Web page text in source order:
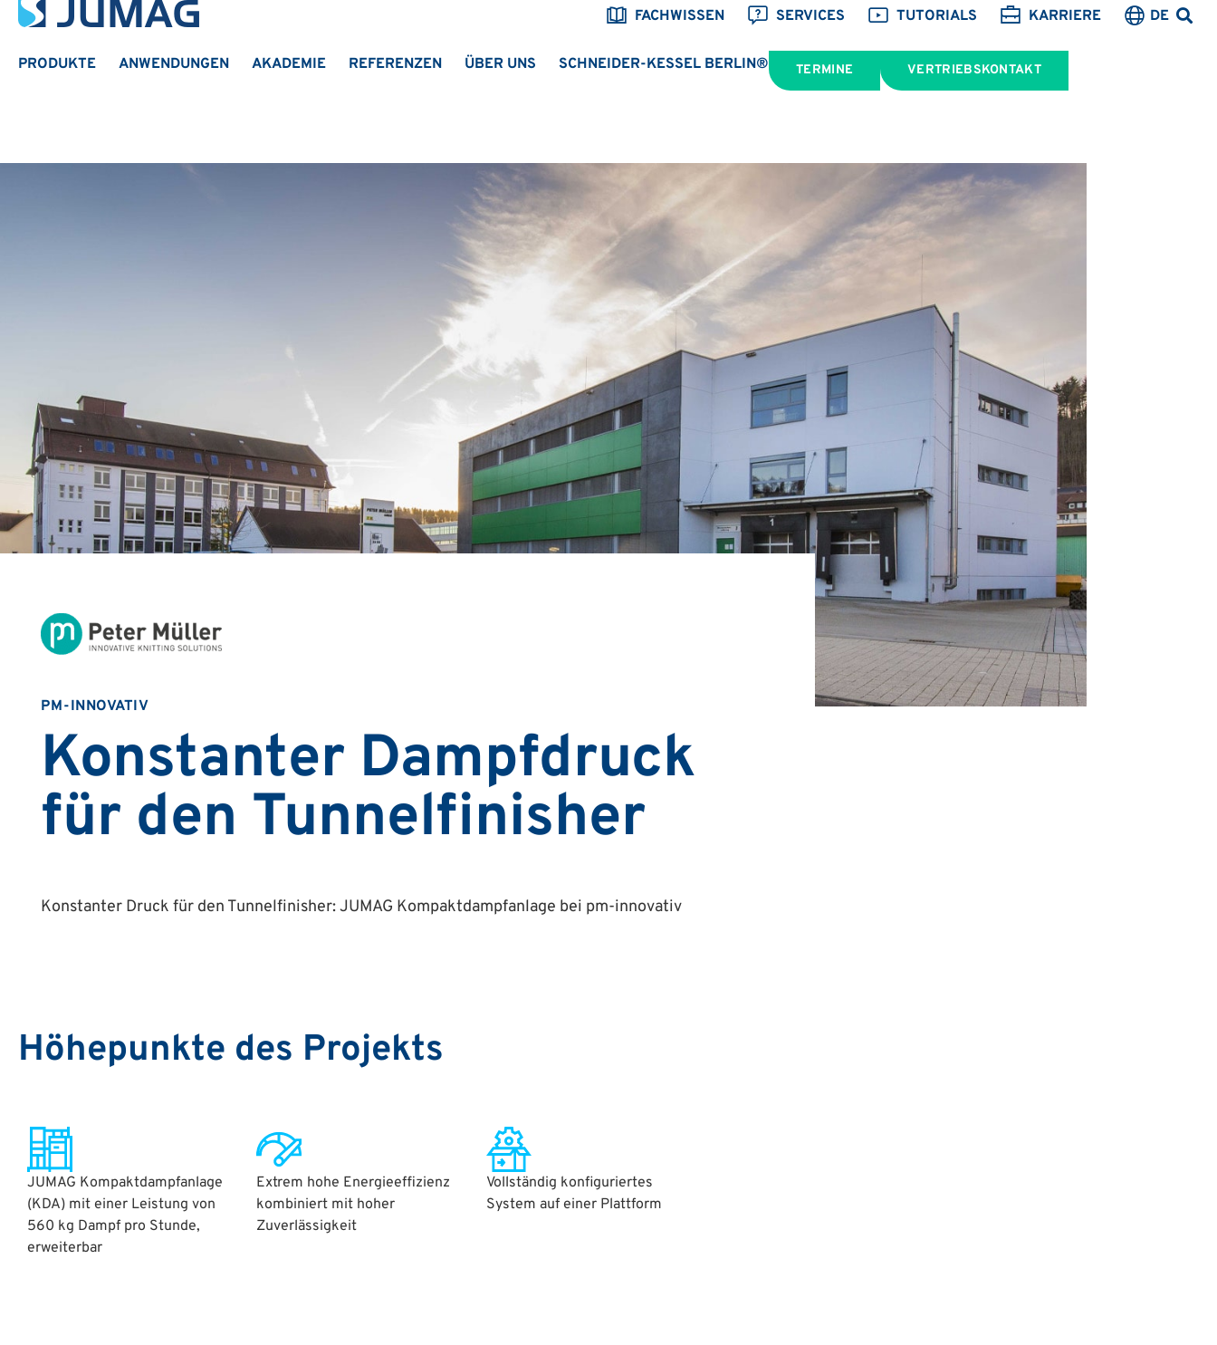
FACHWISSEN SERVICES TUTORIALS KARRIERE DE
PRODUKTE ANWENDUNGEN AKADEMIE REFERENZEN ÜBER UNS SCHNEIDER-KESSEL BERLIN® TERMINE VERTRIEBSKONTAKT
PM-INNOVATIV
Konstanter Dampfdruck
für den Tunnelfinisher
Konstanter Druck für den Tunnelfinisher: JUMAG Kompaktdampfanlage bei pm-innovativ
Höhepunkte des Projekts
JUMAG Kompaktdampfanlage
(KDA) mit einer Leistung von
560 kg Dampf pro Stunde,
erweiterbar
Extrem hohe Energieeffizienz
kombiniert mit hoher
Zuverlässigkeit
Vollständig konfiguriertes
System auf einer Plattform